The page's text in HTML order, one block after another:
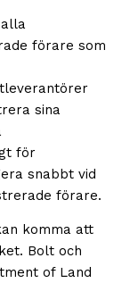
förare som
sina
för
snabbt vid
förare.
komma att
Bolt och
of Land